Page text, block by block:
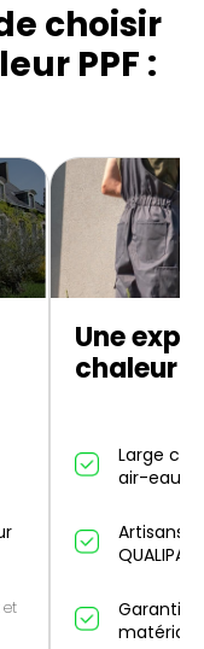
choisir
PPF :
et
Une
chaleur
Large
air-eau
Artisans
QUALIPAC
Garantie
matériaux